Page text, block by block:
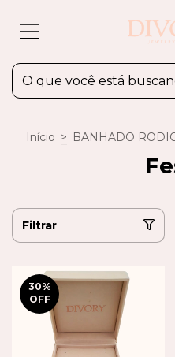
Início > BANHADO
Filtrar
30%
OFF